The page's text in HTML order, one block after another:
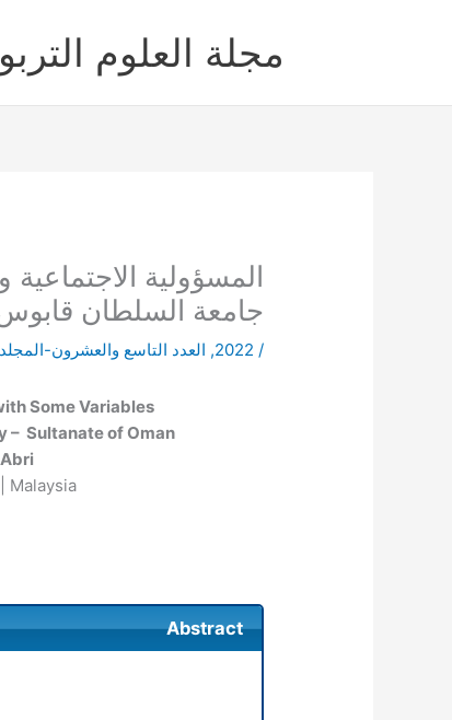
مجلة العلوم
المسؤولية
جامعة السلطان
/
2022
, العدد التاسع والعشرون-
Some Variables
– Sultanate of Oman
Malaysia
Abstract